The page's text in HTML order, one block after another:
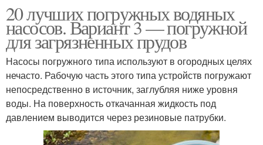
Самовсасывающий
насос
Поверхностный насос
Насос для воды Поверхностные насосы
20 лучших погружных водяных
насосов. Вариант 3 — погружной
для загрязненных прудов
Насосы погружного типа используют в огородных целях
нечасто. Рабочую часть этого типа устройств погружают
непосредственно в источник, заглубляя ниже уровня
воды. На поверхность откачанная жидкость под
давлением выводится через резиновые патрубки.